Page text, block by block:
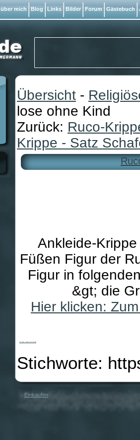
Übersicht -
lose ohne Kind
Zurück: Ruco-
Krippe - Satz
Ankleide-
Füßen Figur der
Figur in
&gt; die
Hier klicken:
Stichworte:
Einkaufen
über mich Blog Links Bilder Forum Gästebuch